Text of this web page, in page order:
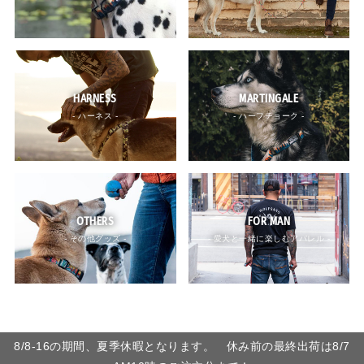
HARNESS
- ハーネス -
MARTINGALE
- ハーフチョーク -
OTHERS
- その他グッズ -
FOR MAN
- 愛犬と一緒に楽しむアパレル -
8/8-16の期間、夏季休暇となります。 休み前の最終出荷は8/7